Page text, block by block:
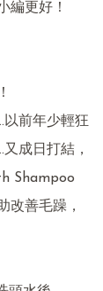
編更好！
以前年少輕狂
成日打結，
Shampoo
改善毛躁，